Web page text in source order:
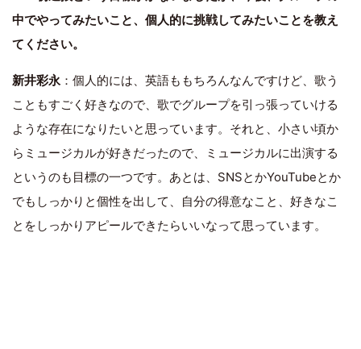
中でやってみたいこと、個人的に挑戦してみたいことを教え
てください。
新井彩永：個人的には、英語ももちろんなんですけど、歌う
こともすごく好きなので、歌でグループを引っ張っていける
ような存在になりたいと思っています。それと、小さい頃か
らミュージカルが好きだったので、ミュージカルに出演する
というのも目標の一つです。あとは、SNSとかYouTubeとか
でもしっかりと個性を出して、自分の得意なこと、好きなこ
とをしっかりアピールできたらいいなって思っています。